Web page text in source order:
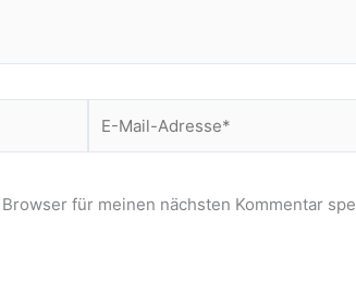
Mail-
für meinen nächsten Kommentar